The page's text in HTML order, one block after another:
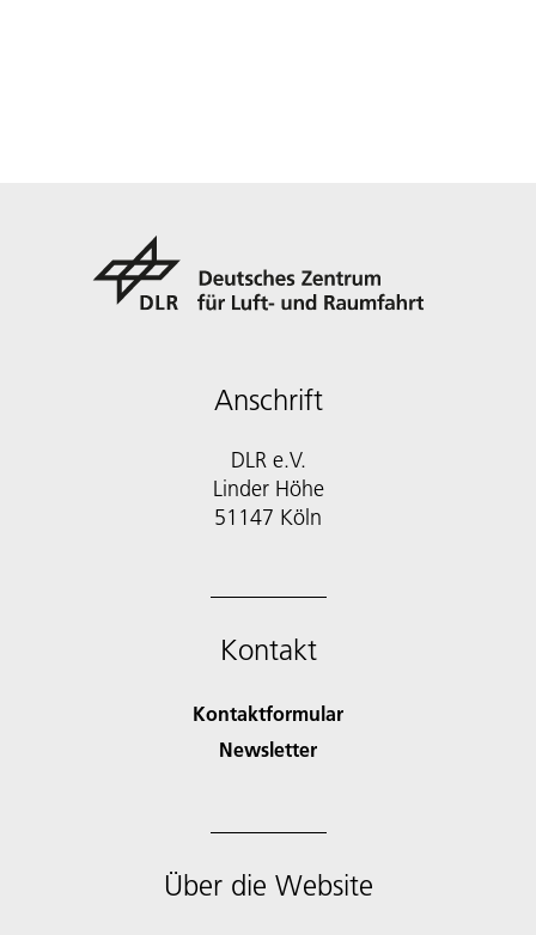
Anschrift
DLR e.V.
Linder Höhe
51147 Köln
Kontakt
Kontaktformular
Newsletter
Über die Website